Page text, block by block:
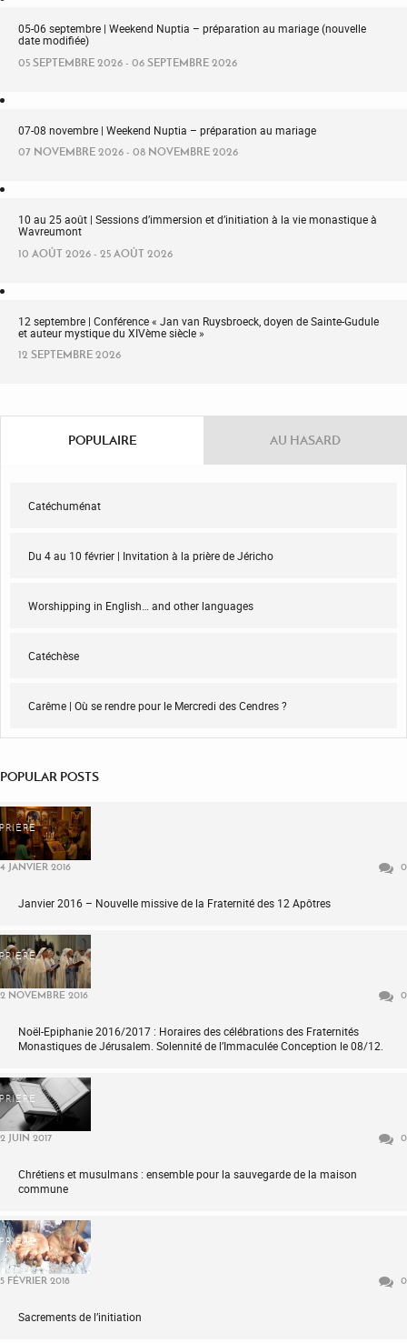
05-06 septembre | Weekend Nuptia – préparation au mariage (nouvelle
date modifiée)
05 SEPTEMBRE 2026 - 06 SEPTEMBRE 2026
07-08 novembre | Weekend Nuptia – préparation au mariage
07 NOVEMBRE 2026 - 08 NOVEMBRE 2026
10 au 25 août | Sessions d’immersion et d’initiation à la vie monastique à
Wavreumont
10 AOÛT 2026 - 25 AOÛT 2026
12 septembre | Conférence « Jan van Ruysbroeck, doyen de Sainte-Gudule
et auteur mystique du XIVème siècle »
12 SEPTEMBRE 2026
POPULAIRE AU HASARD
Catéchuménat
Du 4 au 10 février | Invitation à la prière de Jéricho
Worshipping in English… and other languages
Catéchèse
Carême | Où se rendre pour le Mercredi des Cendres ?
POPULAR POSTS
PRIÈRE
4 JANVIER 2016 0
Janvier 2016 – Nouvelle missive de la Fraternité des 12 Apôtres
PRIÈRE
2 NOVEMBRE 2016 0
Noël-Epiphanie 2016/2017 : Horaires des célébrations des Fraternités
Monastiques de Jérusalem. Solennité de l’Immaculée Conception le 08/12.
PRIÈRE
2 JUIN 2017 0
Chrétiens et musulmans : ensemble pour la sauvegarde de la maison
commune
PRIÈRE
5 FÉVRIER 2018 0
Sacrements de l’initiation